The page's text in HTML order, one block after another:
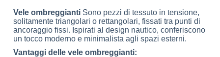
Vele ombreggiantiSono pezzi di tessuto in tensione,
solitamente triangolari o rettangolari, fissati tra punti di
ancoraggio fissi. Ispirati al design nautico, conferiscono
un tocco moderno e minimalista agli spazi esterni.
Vantaggi delle vele ombreggianti: